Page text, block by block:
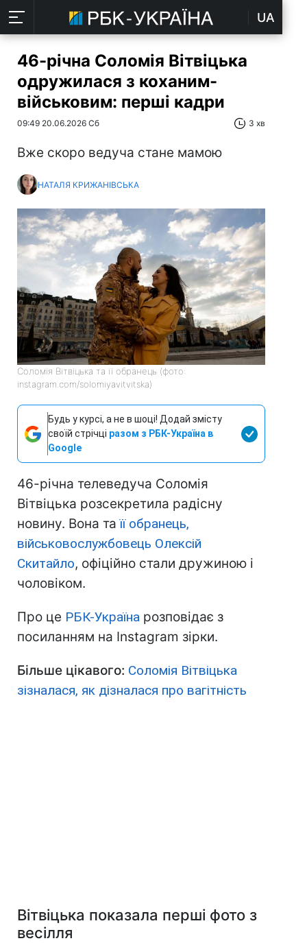
UA
46-річна Соломія Вітвіцька
одружилася з коханим-
військовим: перші кадри
09:49 20.06.2026 Сб 3 хв
Вже скоро ведуча стане мамою
НАТАЛЯ КРИЖАНІВСЬКА
Соломія Вітвіцька та її обранець (фото:
instagram.com/solomiyavitvitska)
Будь у курсі, а не в шоці! Додай змісту
своїй стрічці разом з РБК-Україна в
Google
46-річна телеведуча Соломія
Вітвіцька розсекретила радісну
новину. Вона таїї обранець,
військовослужбовець Олексій
Скитайло, офіційно стали дружиною і
чоловіком.
Про це РБК-Україна розповідає з
посиланням на Instagram зірки.
Більше цікавого: Соломія Вітвіцька
зізналася, як дізналася про вагітність
Вітвіцька показала перші фото з
весілля